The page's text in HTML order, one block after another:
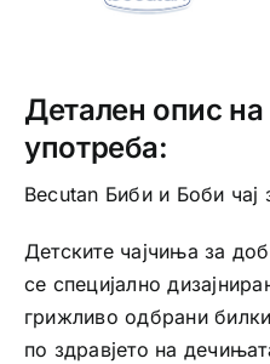
Детален опис
употреба:
Becutan Биби и Боби чај
Детските чајчиња за
се специјално
грижливо одбрани
по здравјето на